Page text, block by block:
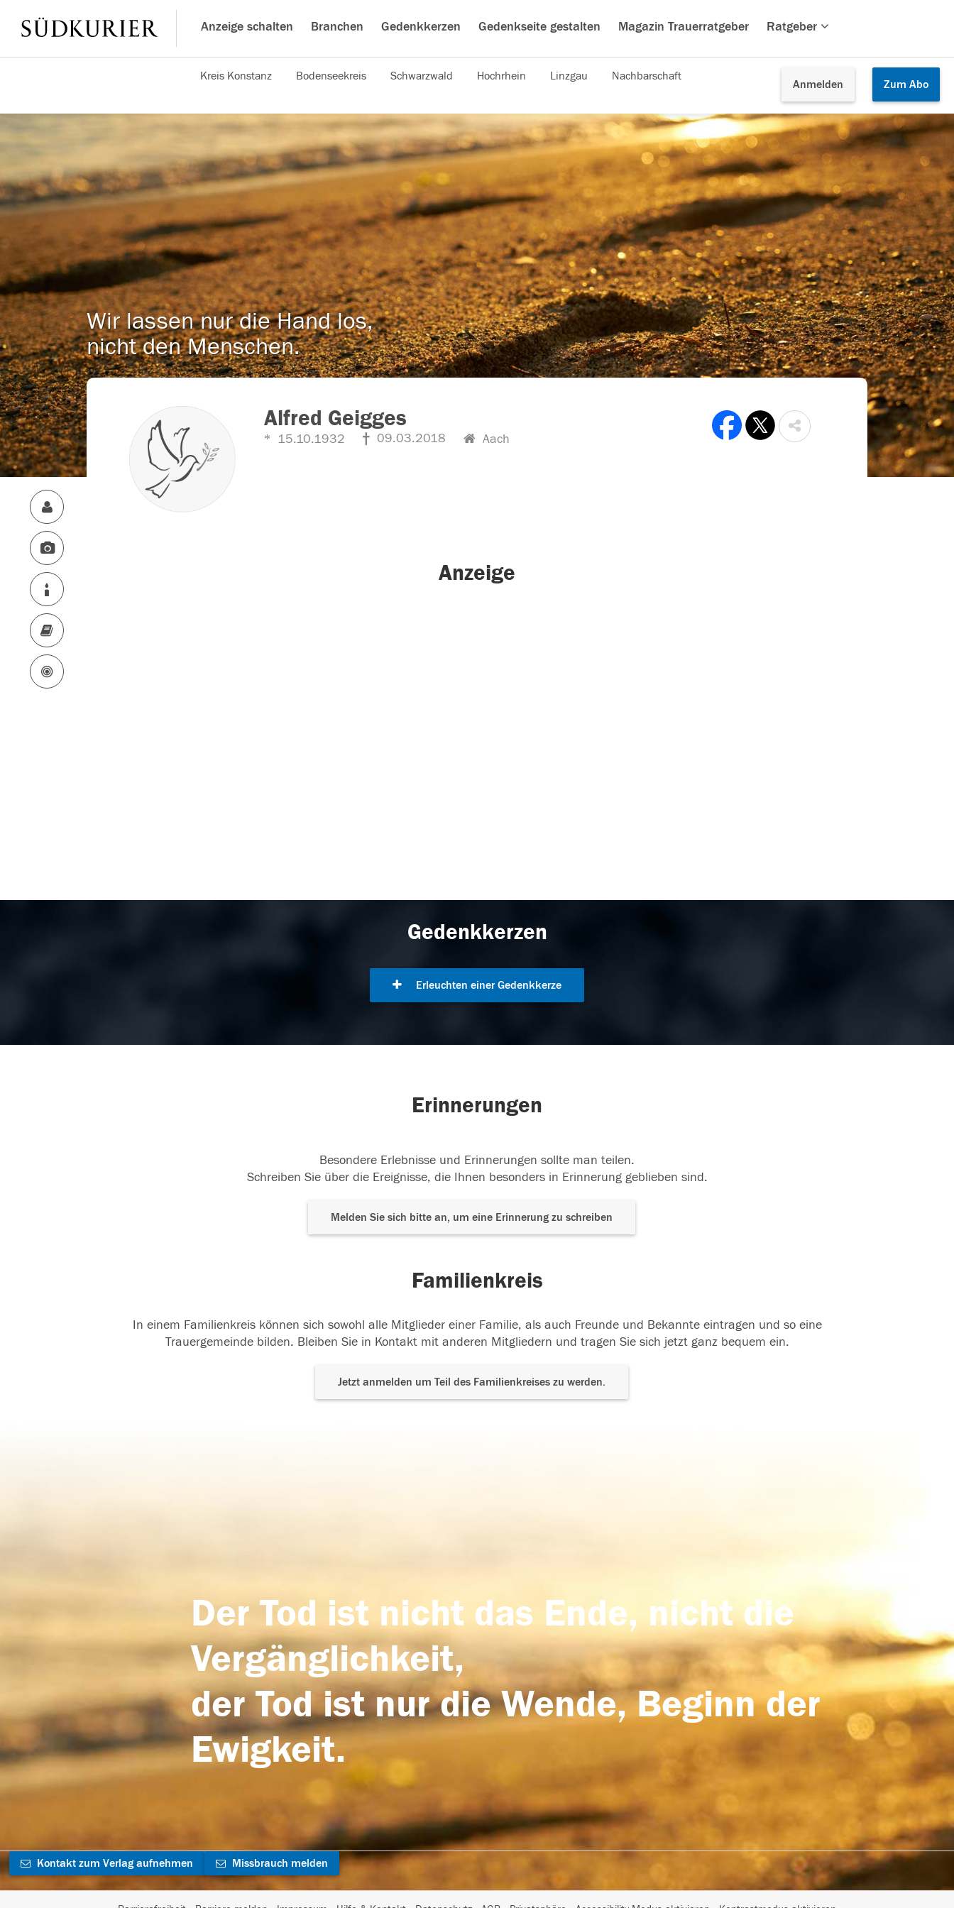
Anzeige schalten Branchen Gedenkkerzen Gedenkseite gestalten Magazin Trauerratgeber Ratgeber
Anmelden Zum Abo
Kreis Konstanz Bodenseekreis Schwarzwald Hochrhein Linzgau Nachbarschaft
Wir lassen nur die Hand los,
nicht den Menschen.
Alfred Geigges
15.10.1932 09.03.2018 Aach
Anzeige
Gedenkkerzen
Erleuchten einer Gedenkkerze
Erinnerungen
Besondere Erlebnisse und Erinnerungen sollte man teilen.
Schreiben Sie über die Ereignisse, die Ihnen besonders in Erinnerung geblieben sind.
Melden Sie sich bitte an, um eine Erinnerung zu schreiben
Familienkreis
In einem Familienkreis können sich sowohl alle Mitglieder einer Familie, als auch Freunde und Bekannte eintragen und so eine
Trauergemeinde bilden. Bleiben Sie in Kontakt mit anderen Mitgliedern und tragen Sie sich jetzt ganz bequem ein.
Jetzt anmelden um Teil des Familienkreises zu werden.
Der Tod ist nicht das Ende, nicht die
Vergänglichkeit,
der Tod ist nur die Wende, Beginn der
Ewigkeit.
Kontakt zum Verlag aufnehmen Missbrauch melden